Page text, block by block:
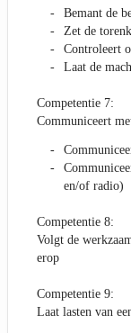
Bemant de
Zet de
Controleert
Laat de
Competentie 7:
Communiceert
en/of radio)
Competentie 8:
Volgt de
erop
Competentie 9:
Laat lasten van